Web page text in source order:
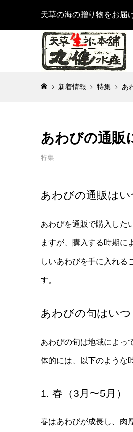
天草の海の贈り物をお届
新着情報 特集 あ
あわびの通販
特集
あわびの通販はい
あわびを通販で購入した
ますが、購入する時期に
しいあわびを手に入れる
す。
あわびの旬はいつ
あわびの旬は地域によっ
体的には、以下のような
1. 春（3月〜5月）
春はあわびが成長し、肉